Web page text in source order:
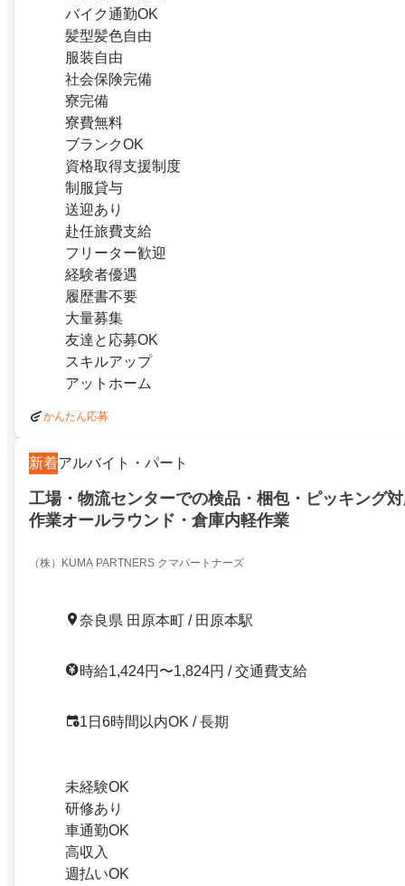
バイク通勤OK
髪型髪色自由
服装自由
社会保険完備
寮完備
寮費無料
ブランクOK
資格取得支援制度
制服貸与
送迎あり
赴任旅費支給
フリーター歓迎
経験者優遇
履歴書不要
大量募集
友達と応募OK
スキルアップ
アットホーム
かんたん応募
新着アルバイト・パート
工場・物流センターでの検品・梱包・ピッキング
作業オールラウンド・倉庫内軽作業
（株）KUMA PARTNERS クマパートナーズ
奈良県 田原本町 / 田原本駅
時給1,424円〜1,824円 / 交通費支給
1日6時間以内OK / 長期
未経験OK
研修あり
車通勤OK
高収入
週払いOK